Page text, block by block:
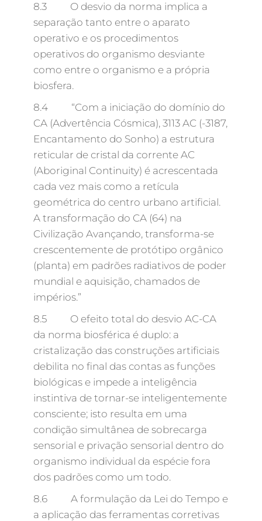
8.3 O desvio da norma implica a
separação tanto entre o aparato
operativo e os procedimentos
operativos do organismo desviante
como entre o organismo e a própria
biosfera.
8.4 “Com a iniciação do domínio do
CA (Advertência Cósmica), 3113 AC (-3187,
Encantamento do Sonho) a estrutura
reticular de cristal da corrente AC
(Aboriginal Continuity) é acrescentada
cada vez mais como a retícula
geométrica do centro urbano artificial.
A transformação do CA (64) na
Civilização Avançando, transforma-se
crescentemente de protótipo orgânico
(planta) em padrões radiativos de poder
mundial e aquisição, chamados de
impérios.”
8.5 O efeito total do desvio AC-CA
da norma biosférica é duplo: a
cristalização das construções artificiais
debilita no final das contas as funções
biológicas e impede a inteligência
instintiva de tornar-se inteligentemente
consciente; isto resulta em uma
condição simultânea de sobrecarga
sensorial e privação sensorial dentro do
organismo individual da espécie fora
dos padrões como um todo.
8.6 A formulação da Lei do Tempo e
a aplicação das ferramentas corretivas